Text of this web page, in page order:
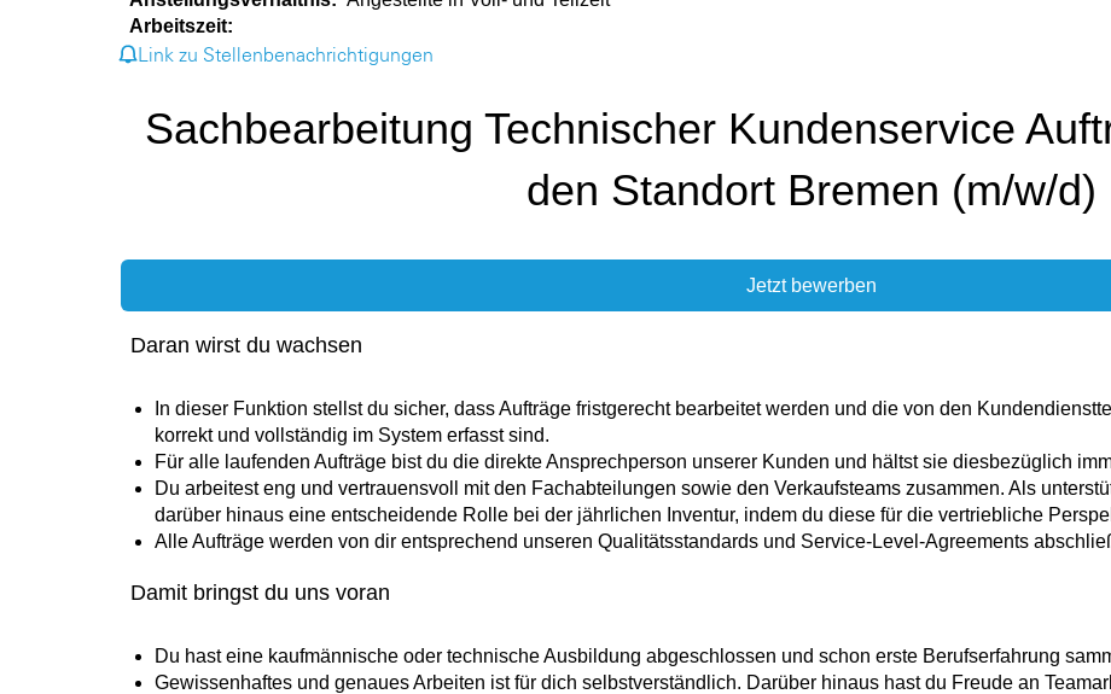
Arbeitszeit:
Link zu Stellenbenachrichtigungen
​​Sachbearbeitung Technischer Kundenservice
den Standort Bremen​ (m/w/d)
Jetzt bewerben
Daran wirst du wachsen
In dieser Funktion stellst du sicher, dass Aufträge fristgerecht bearbeitet werden und die von den
korrekt und vollständig im System erfasst sind.
​​Für alle laufenden Aufträge bist du die direkte Ansprechperson unserer Kunden und hältst sie diesbezüglich
​​Du arbeitest eng und vertrauensvoll mit den Fachabteilungen sowie den Verkaufsteams zusammen. Als
darüber hinaus eine entscheidende Rolle bei der jährlichen Inventur, indem du diese für die vertriebliche
​​Alle Aufträge werden von dir entsprechend unseren Qualitätsstandards und Service-Level-Agreements
Damit bringst du uns voran
​​Du hast eine kaufmännische oder technische Ausbildung abgeschlossen und schon erste Berufserfahrung
​​Gewissenhaftes und genaues Arbeiten ist für dich selbstverständlich. Darüber hinaus hast du Freude an